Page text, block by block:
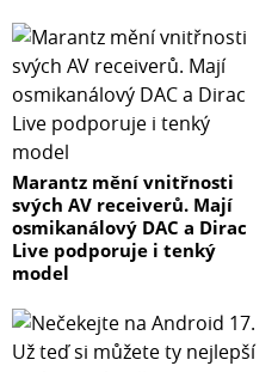
Marantz mění vnitřnosti
svých AV receiverů. Mají
osmikanálový DAC a Dirac
Live podporuje i tenký
model